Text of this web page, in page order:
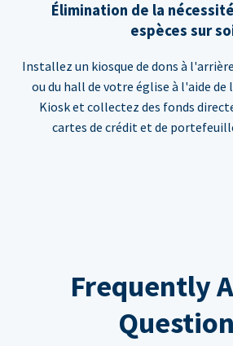
Élimination de la
espèces sur
Installez un kiosque de dons à
ou du hall de votre église à l'aide
Kiosk et collectez des fonds
cartes de crédit et de
Frequently